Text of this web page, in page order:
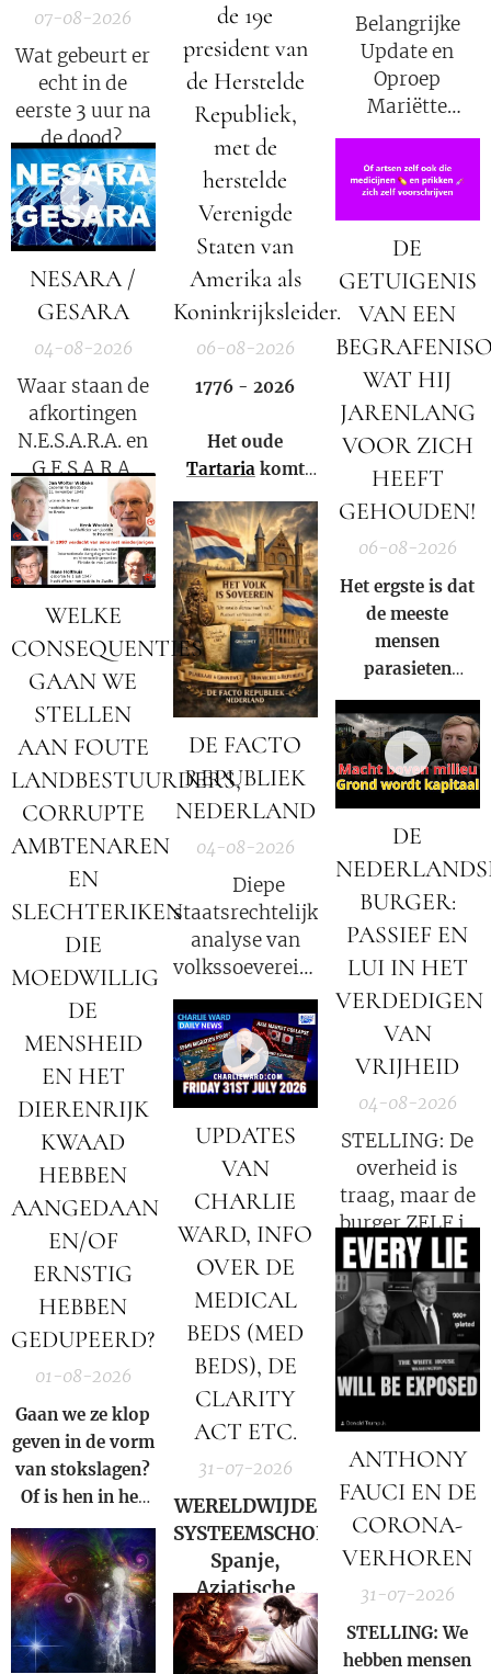
Belangrijke
Update en
Oproep
Mariëtte
Groothoff van
7 augustus
2026
07-08-2026
Wat gebeurt er
echt in de
eerste 3 uur na
de dood?
Elisabeth
Kübler-Ross
legt uit.
de 19e
president van
de Herstelde
Republiek,
met de
herstelde
Verenigde
Staten van
Amerika als
Koninkrijksleider.
06-08-2026
1776 - 2026
Het oude
Tartariakomt
weer tot leven!
DE
GETUIGENIS
VAN EEN
WAT HIJ
JARENLANG
VOOR ZICH
HEEFT
GEHOUDEN!
06-08-2026
Het ergste is dat
de meeste
mensen
parasieten
hebben – en het
niet eens weten.
NESARA /
GESARA
04-08-2026
Waar staan de
afkortingen
N.E.S.A.R.A. en
G.E.S.A.R.A.
voor?
DE FACTO
REPUBLIEK
NEDERLAND
04-08-2026
⚖️ Diepe
staatsrechtelijke
analyse van
volkssoevereiniteit
in Nederland
DE
BURGER:
PASSIEF EN
LUI IN HET
VERDEDIGEN
VAN
VRIJHEID
04-08-2026
STELLING: De
overheid is
traag, maar de
burger ZELF is
de oorzaak!
WELKE
CONSEQUENTIES
GAAN WE
STELLEN
AAN FOUTE
LANDBESTUURDERS,
CORRUPTE
AMBTENAREN
EN
SLECHTERIKEN
DIE
MOEDWILLIG
DE
MENSHEID
EN HET
DIERENRIJK
KWAAD
HEBBEN
AANGEDAAN
EN/OF
ERNSTIG
HEBBEN
GEDUPEERD?
01-08-2026
Gaan we ze klop
geven in de vorm
van stokslagen?
Of is hen in het
Licht zetten van
de Waarheid een
veel grotere
straf?
UPDATES
VAN
CHARLIE
WARD, INFO
OVER DE
MEDICAL
BEDS (MED
BEDS), DE
CLARITY
ACT ETC.
31-07-2026
WERELDWIJDE
SYSTEEMSCHOK:
Spanje,
Aziatische
markten en
Hormuz |
ANTHONY
FAUCI EN DE
CORONA-
VERHOREN
31-07-2026
STELLING: We
hebben mensen